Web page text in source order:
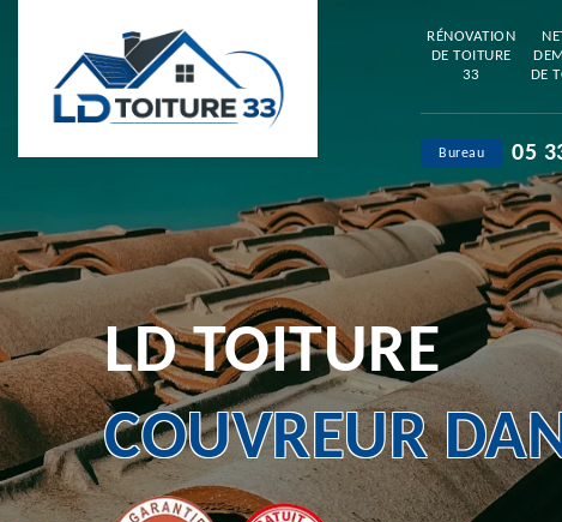
RÉNOVATION
DE TOITURE
33
DE
Bureau 05
LD TOITURE
COUVREUR